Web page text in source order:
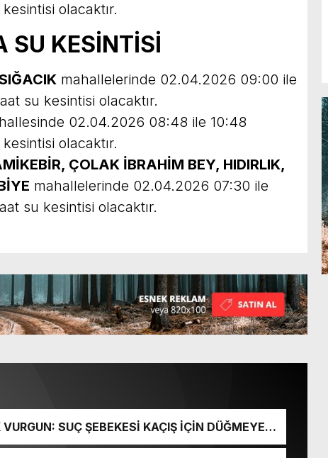
olacaktır.
SU KESİNTİSİ
mahallelerinde 02.04.2026 09:00 ile
su kesintisi olacaktır.
02.04.2026 08:48 ile 10:48
olacaktır.
ÇOLAK İBRAHİM BEY, HIDIRLIK,
mahallelerinde 02.04.2026 07:30 ile
su kesintisi olacaktır.
SUÇ ŞEBEKESİ KAÇIŞ İÇİN DÜĞMEYE